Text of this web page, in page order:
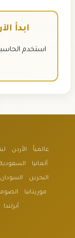
ابدأ
استخدم
عالمياً الأردن
ألمانيا السعودية
البحرين السودان
موريتانيا
أيرلندا